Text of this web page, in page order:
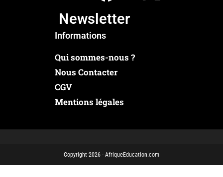
Newsletter
Informations
Qui sommes-nous ?
Nous Contacter
CGV
Mentions légales
Copyright 2026 - AfriqueEducation.com